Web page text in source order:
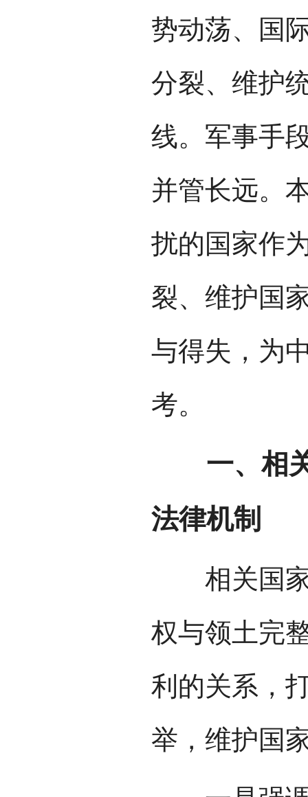
势动荡、国
分裂、维护
线。军事手
并管长远。
扰的国家作
裂、维护国
与得失，为
考。
一、相关
法律机制
相关国家
权与领土完
利的关系，
举，维护国